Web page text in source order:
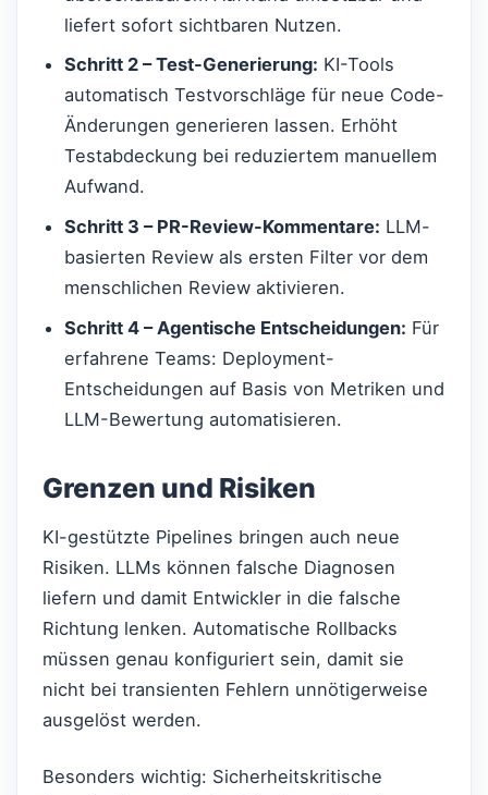
liefert sofort sichtbaren Nutzen.
Schritt 2 – Test-Generierung: KI-Tools
automatisch Testvorschläge für neue Code-
Änderungen generieren lassen. Erhöht
Testabdeckung bei reduziertem manuellem
Aufwand.
Schritt 3 – PR-Review-Kommentare: LLM-
basierten Review als ersten Filter vor dem
menschlichen Review aktivieren.
Schritt 4 – Agentische Entscheidungen: Für
erfahrene Teams: Deployment-
Entscheidungen auf Basis von Metriken und
LLM-Bewertung automatisieren.
Grenzen und Risiken
KI-gestützte Pipelines bringen auch neue
Risiken. LLMs können falsche Diagnosen
liefern und damit Entwickler in die falsche
Richtung lenken. Automatische Rollbacks
müssen genau konfiguriert sein, damit sie
nicht bei transienten Fehlern unnötigerweise
ausgelöst werden.
Besonders wichtig: Sicherheitskritische